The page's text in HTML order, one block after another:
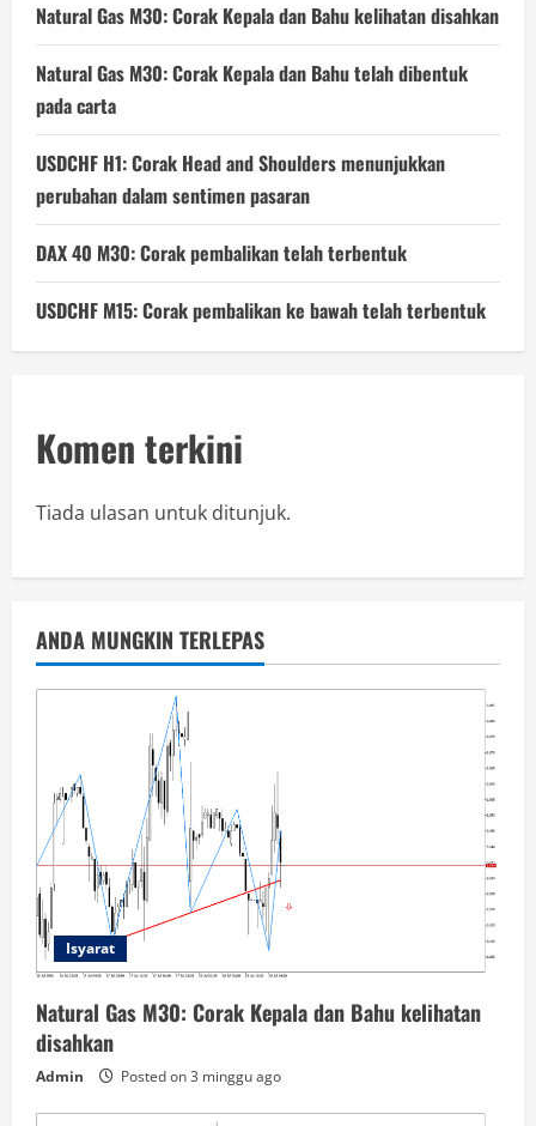
Natural Gas M30: Corak Kepala dan Bahu kelihatan disahkan
Natural Gas M30: Corak Kepala dan Bahu telah dibentuk
pada carta
USDCHF H1: Corak Head and Shoulders menunjukkan
perubahan dalam sentimen pasaran
DAX 40 M30: Corak pembalikan telah terbentuk
USDCHF M15: Corak pembalikan ke bawah telah terbentuk
Komen terkini
Tiada ulasan untuk ditunjuk.
ANDA MUNGKIN TERLEPAS
Isyarat
Natural Gas M30: Corak Kepala dan Bahu kelihatan
disahkan
Admin Posted on 3 minggu ago